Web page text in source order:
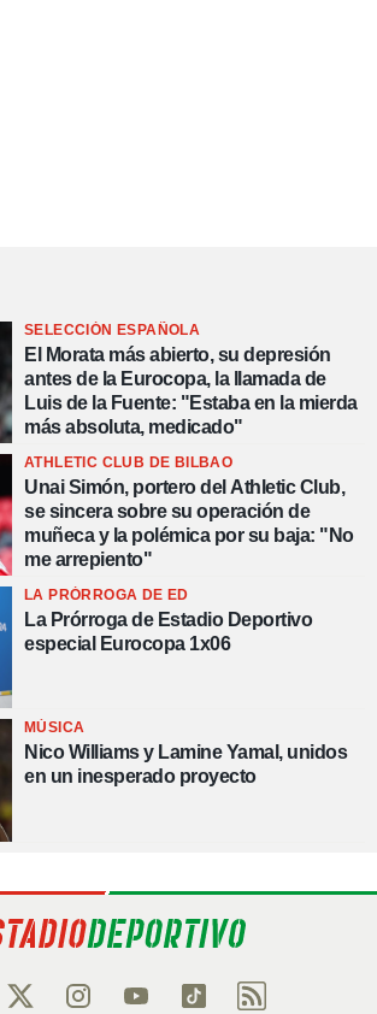
SELECCIÓN ESPAÑOLA
El Morata más abierto, su depresión
antes de la Eurocopa, la llamada de
Luis de la Fuente: "Estaba en la mierda
más absoluta, medicado"
ATHLETIC CLUB DE BILBAO
Unai Simón, portero del Athletic Club,
se sincera sobre su operación de
muñeca y la polémica por su baja: "No
me arrepiento"
LA PRÓRROGA DE ED
La Prórroga de Estadio Deportivo
especial Eurocopa 1x06
MÚSICA
Nico Williams y Lamine Yamal, unidos
en un inesperado proyecto